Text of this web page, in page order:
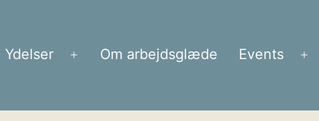
Ydelser Om arbejdsglæde Events